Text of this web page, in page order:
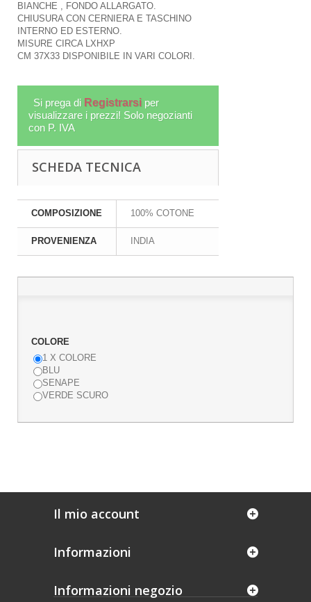
BIANCHE , FONDO ALLARGATO.
CHIUSURA CON CERNIERA E TASCHINO
INTERNO ED ESTERNO.
MISURE CIRCA LXHXP
CM 37X33 DISPONIBILE IN VARI COLORI.
Si prega di Registrarsi per
visualizzare i prezzi! Solo negozianti
con P. IVA
SCHEDA TECNICA
COMPOSIZIONE 100% COTONE
PROVENIENZA INDIA
COLORE
1 X COLORE
BLU
SENAPE
VERDE SCURO
Il mio account
Informazioni
Informazioni negozio